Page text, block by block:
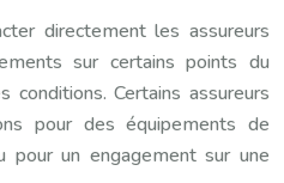
directement les assureurs
sur certains points du
conditions. Certains assureurs
pour des équipements de
pour un engagement sur une